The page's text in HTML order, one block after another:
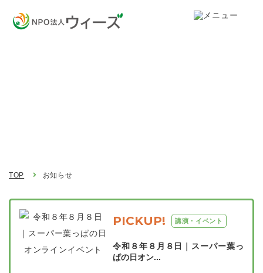
TOP お知らせ
PICKUP! 講演・イベント
令和８年８月８日｜スーパー葉っ
ぱの日オン...